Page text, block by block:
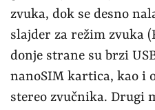
zvuka, dok se desno
slajder za režim zvuka
donje strane su brzi
nanoSIM kartica, kao i
stereo zvučnika. Drugi